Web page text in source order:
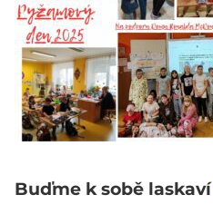
Buďme k sobě laskaví